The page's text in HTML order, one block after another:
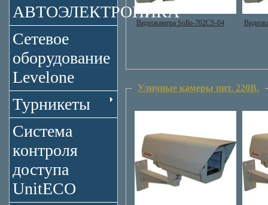
АВТОЭЛЕКТРОНИКА
Сетевое
оборудование
Levelone
Турникеты
Система
контроля
доступа
UnitECO
Видеокамера Sollo-702CS-04
Уличные камеры пит. 220В.